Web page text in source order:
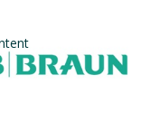
Slide content